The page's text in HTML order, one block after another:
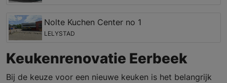
Nolte Kuchen Center no 1
LELYSTAD
Keukenrenovatie Eerbeek
Bij de keuze voor een nieuwe keuken is het belangrijk